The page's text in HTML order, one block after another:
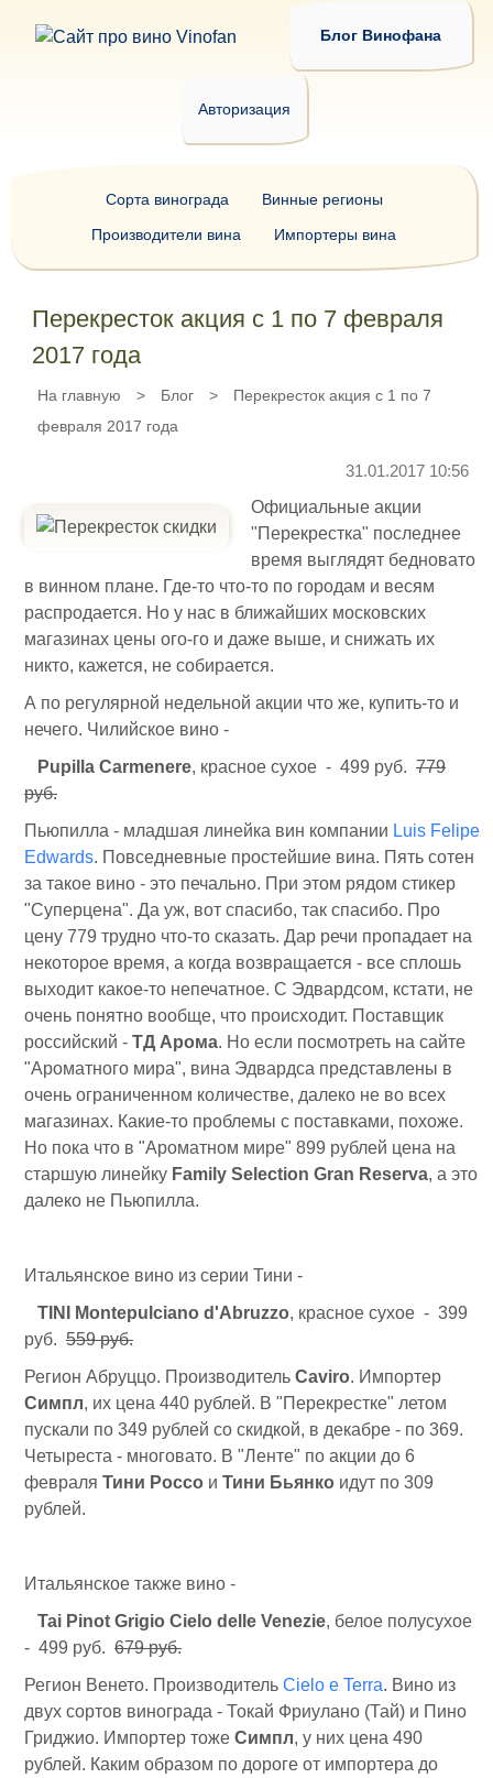
Блог Винофана
Авторизация
Перекресток акция с 1 по 7 февраля
2017 года
На главную > Блог >
Перекресток акция с 1 по 7
февраля 2017 года
31.01.2017 10:56
Официальные акции
"Перекрестка" последнее
время выглядят бедновато
в винном плане. Где-то что-то по городам и весям
распродается. Но у нас в ближайших московских
магазинах цены ого-го и даже выше, и снижать их
никто, кажется, не собирается.
А по регулярной недельной акции что же, купить-то и
нечего. Чилийское вино -
Pupilla Carmenere, красное сухое - 499 руб. 779
руб.
Пьюпилла - младшая линейка вин компании Luis Felipe
Edwards. Повседневные простейшие вина. Пять сотен
за такое вино - это печально. При этом рядом стикер
"Суперцена". Да уж, вот спасибо, так спасибо. Про
цену 779 трудно что-то сказать. Дар речи пропадает на
некоторое время, а когда возвращается - все сплошь
выходит какое-то непечатное. С Эдвардсом, кстати, не
очень понятно вообще, что происходит. Поставщик
российский - ТД Арома. Но если посмотреть на сайте
"Ароматного мира", вина Эдвардса представлены в
очень ограниченном количестве, далеко не во всех
магазинах. Какие-то проблемы с поставками, похоже.
Но пока что в "Ароматном мире" 899 рублей цена на
старшую линейку Family Selection Gran Reserva, а это
далеко не Пьюпилла.
Итальянское вино из серии Тини -
TINI Montepulciano d'Abruzzo, красное сухое - 399
руб. 559 руб.
Регион Абруццо. Производитель Caviro. Импортер
Симпл, их цена 440 рублей. В "Перекрестке" летом
пускали по 349 рублей со скидкой, в декабре - по 369.
Четыреста - многовато. В "Ленте" по акции до 6
февраля Тини Россо и Тини Бьянко идут по 309
рублей.
Итальянское также вино -
Tai Pinot Grigio Cielo delle Venezie, белое полусухое
- 499 руб. 679 руб.
Регион Венето. Производитель Cielo e Terra. Вино из
двух сортов винограда - Токай Фриулано (Тай) и Пино
Гриджио. Импортер тоже Симпл, у них цена 490
рублей. Каким образом по дороге от импортера до
Сорта винограда
Винные регионы
Производители вина
Импортеры вина